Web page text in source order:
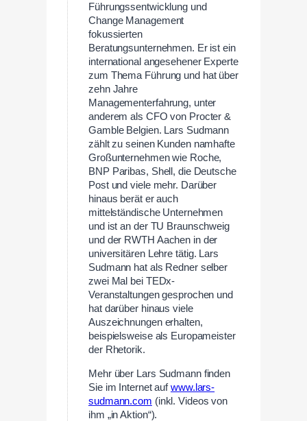
Führungssentwicklung und
Change Management
fokussierten
Beratungsunternehmen. Er ist ein
international angesehener Experte
zum Thema Führung und hat über
zehn Jahre
Managementerfahrung, unter
anderem als CFO von Procter &
Gamble Belgien. Lars Sudmann
zählt zu seinen Kunden namhafte
Großunternehmen wie Roche,
BNP Paribas, Shell, die Deutsche
Post und viele mehr. Darüber
hinaus berät er auch
mittelständische Unternehmen
und ist an der TU Braunschweig
und der RWTH Aachen in der
universitären Lehre tätig. Lars
Sudmann hat als Redner selber
zwei Mal bei TEDx-
Veranstaltungen gesprochen und
hat darüber hinaus viele
Auszeichnungen erhalten,
beispielsweise als Europameister
der Rhetorik.
Mehr über Lars Sudmann finden
Sie im Internet aufwww.lars-
sudmann.com (inkl. Videos von
ihm „in Aktion“).